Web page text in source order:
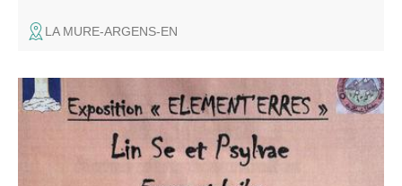
LA MURE-ARGENS-EN
Encres et huiles par les artistes Lin Se et Psylvae